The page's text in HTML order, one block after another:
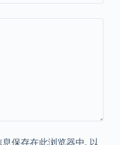
保存在此浏览器中, 以